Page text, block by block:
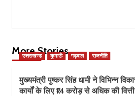
More Stories
उत्तराखण्ड कुमाऊँ गढ़वाल राजनीति
मुख्यमंत्री पुष्कर सिंह धामी ने विभिन्न
कार्यों के लिए ₹14 करोड़ से अधिक की